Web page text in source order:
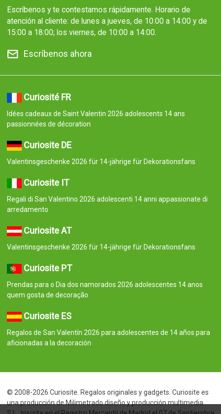
Escríbenos y te contestamos rápidamente. Horario de
atención al cliente: de lunes a jueves, de 10:00 a 14:00 y de
15:00 a 18:00; los viernes, de 10:00 a 14:00.
Escríbenos ahora
Curiosité FR
Idées cadeaux de Saint Valentin 2026 adolescents 14 ans
passionnées de décoration
Curiosite DE
Valentinsgeschenke 2026 für 14-jährige für Dekorationsfans
Curiosite IT
Regali di San Valentino 2026 adolescenti 14 anni appassionate di
arredamento
Curiosite AT
Valentinsgeschenke 2026 für 14-jährige für Dekorationsfans
Curiosite PT
Prendas para o Dia dos namorados 2026 adolescentes 14 anos
quem gosta de decoração
Curiosite ES
Regalos de San Valentín 2026 para adolescentes de 14 años para
aficionadas a la decoración
© 2008-2026 Curiosite. Regalos originales y gadgets. Curiosite es
una producción de Milimetrado diseño y producción multimedia